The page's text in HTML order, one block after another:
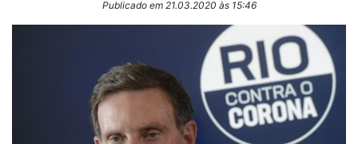
Publicado em 21.03.2020 às 15:46